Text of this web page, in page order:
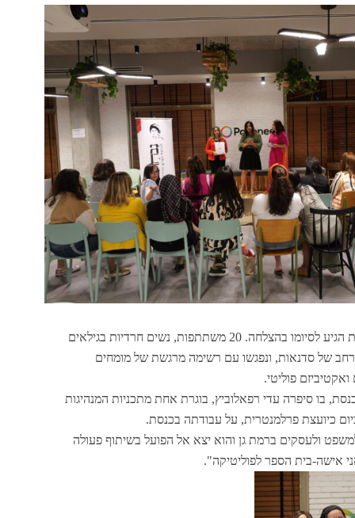
קורס המנהיגות השישי של נבחרות הגיע לסיומו בהצלחה. 20 משתתפות, נשים חרדיות בגילאים
רחב של סדנאות, ונפגשו עם רשימה מרגשת של מומחים
פוליטי.
בו סיפרה עדי רפאלוביץ, בוגרת אחת מתכניות המנהיגות
כיועצת פרלמנטרית, על עבודתה בכנסת.
ולעסקים ברמת גן והוא יצא אל הפועל בשיתוף פעולה
אישה-בית הספר לפוליטיקה".